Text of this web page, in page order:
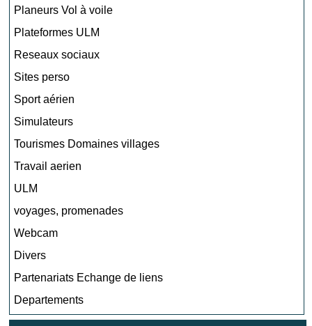
Planeurs Vol à voile
Plateformes ULM
Reseaux sociaux
Sites perso
Sport aérien
Simulateurs
Tourismes Domaines villages
Travail aerien
ULM
voyages, promenades
Webcam
Divers
Partenariats Echange de liens
Departements